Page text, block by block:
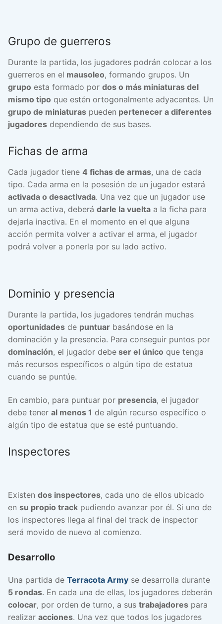
Grupo de guerreros
Durante la partida, los jugadores podrán colocar a los
guerreros en el mausoleo, formando grupos. Un
grupo esta formado por dos o más miniaturas del
mismo tipo que estén ortogonalmente adyacentes. Un
grupo de miniaturas pueden pertenecer a diferentes
jugadores dependiendo de sus bases.
Fichas de arma
Cada jugador tiene 4 fichas de armas, una de cada
tipo. Cada arma en la posesión de un jugador estará
activada o desactivada. Una vez que un jugador use
un arma activa, deberá darle la vuelta a la ficha para
dejarla inactiva. En el momento en el que alguna
acción permita volver a activar el arma, el jugador
podrá volver a ponerla por su lado activo.
Dominio y presencia
Durante la partida, los jugadores tendrán muchas
oportunidades de puntuar basándose en la
dominación y la presencia. Para conseguir puntos por
dominación, el jugador debe ser el único que tenga
más recursos específicos o algún tipo de estatua
cuando se puntúe.
En cambio, para puntuar por presencia, el jugador
debe tener al menos 1 de algún recurso específico o
algún tipo de estatua que se esté puntuando.
Inspectores
Existen dos inspectores, cada uno de ellos ubicado
en su propio track pudiendo avanzar por él. Si uno de
los inspectores llega al final del track de inspector
será movido de nuevo al comienzo.
Desarrollo
Una partida de Terracota Army se desarrolla durante
5 rondas. En cada una de ellas, los jugadores deberán
colocar, por orden de turno, a sus trabajadores para
realizar acciones. Una vez que todos los jugadores